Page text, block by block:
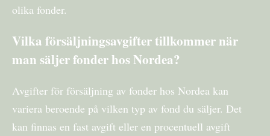
olika fonder.
Vilka försäljningsavgifter tillkommer när
man säljer fonder hos Nordea?
Avgifter för försäljning av fonder hos Nordea kan
variera beroende på vilken typ av fond du säljer. Det
kan finnas en fast avgift eller en procentuell avgift